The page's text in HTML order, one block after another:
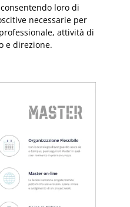
loro di
necessarie per
attività di
e direzione.